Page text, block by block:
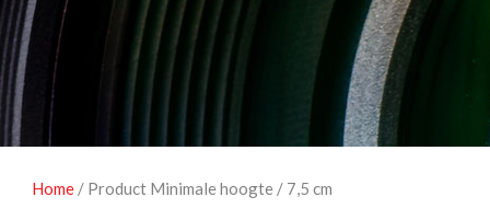
CAMERA’S OBJECTIEVEN ACCESSOIRES
NATUUROBSERVATIE
STUDIOFOTOGRAFIE
Home / Product Minimale hoogte / 7,5 cm